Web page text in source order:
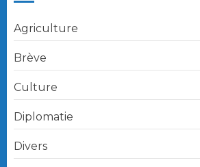
Agriculture
Brève
Culture
Diplomatie
Divers